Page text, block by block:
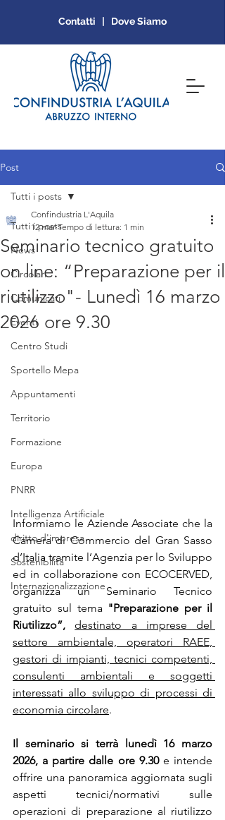
Contatti | Dove Siamo
Post
Tutti i posts
News
Circolari
Comunicati
Eventi
Centro Studi
Sportello Mepa
Appuntamenti
Territorio
Formazione
Europa
PNRR
Intelligenza Artificiale
diritto d'impresa
Sostenibilità
Internazionalizzazione
Tutti i posts
Seminario tecnico gratuito
on line: “Preparazione per il
riutilizzo"- Lunedì 16 marzo
2026 ore 9.30
Confindustria L'Aquila
12 mar Tempo di lettura: 1 min
Informiamo le Aziende Associate che la
Camera di Commercio del Gran Sasso
d’Italia tramite l’Agenzia per lo Sviluppo
ed in collaborazione con ECOCERVED,
organizza un Seminario Tecnico
gratuito sul tema "Preparazione per il
Riutilizzo”, destinato a imprese del
settore ambientale, operatori RAEE,
gestori di impianti, tecnici competenti,
consulenti ambientali e soggetti
interessati allo sviluppo di processi di
economia circolare.
Il seminario si terrà lunedì 16 marzo
2026, a partire dalle ore 9.30 e intende
offrire una panoramica aggiornata sugli
aspetti tecnici/normativi sulle
operazioni di preparazione al riutilizzo